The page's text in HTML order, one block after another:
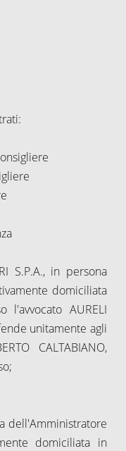
S.P.A., in persona
domiciliata
l'avvocato AURELI
unitamente agli
CALTABIANO,
dell'Amministratore
domiciliata in